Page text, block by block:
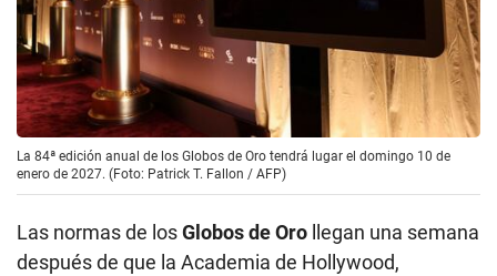
La 84ª edición anual de los Globos de Oro tendrá lugar el domingo 10 de
enero de 2027. (Foto: Patrick T. Fallon / AFP)
Las normas de losGlobos de Oro llegan una semana
después de que la Academia de Hollywood,